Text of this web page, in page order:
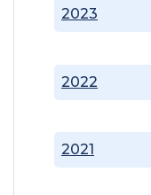
2021
2022
2023